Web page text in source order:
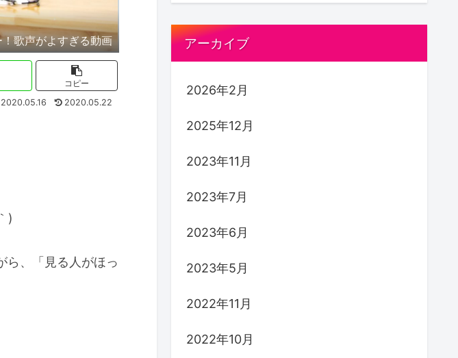
歌声がよすぎる動画
コピー
2020.05.16
2020.05.22
)
ら、「見る人がほっ
アーカイブ
2026年2月
2025年12月
2023年11月
2023年7月
2023年6月
2023年5月
2022年11月
2022年10月